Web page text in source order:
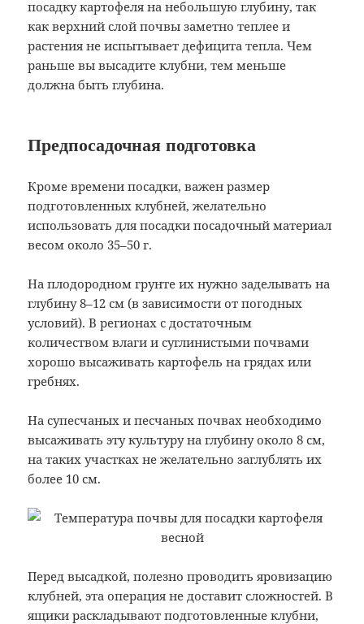
посадку картофеля на небольшую глубину, так
как верхний слой почвы заметно теплее и
растения не испытывает дефицита тепла. Чем
раньше вы высадите клубни, тем меньше
должна быть глубина.
Предпосадочная подготовка
Кроме времени посадки, важен размер
подготовленных клубней, желательно
использовать для посадки посадочный материал
весом около 35–50 г.
На плодородном грунте их нужно заделывать на
глубину 8–12 см (в зависимости от погодных
условий). В регионах с достаточным
количеством влаги и суглинистыми почвами
хорошо высаживать картофель на грядах или
гребнях.
На супесчаных и песчаных почвах необходимо
высаживать эту культуру на глубину около 8 см,
на таких участках не желательно заглублять их
более 10 см.
Перед высадкой, полезно проводить яровизацию
клубней, эта операция не доставит сложностей. В
ящики раскладывают подготовленные клубни,